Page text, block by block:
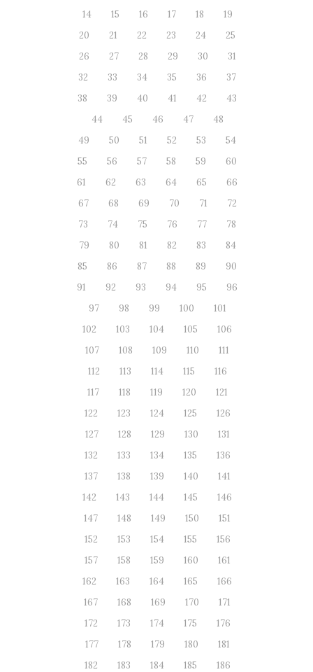
14
15 16 17 18
19
20
21 22 23 24
25
26
27 28 29 30
31
32
33 34 35 36
37
38
39 40 41 42
43
44
45 46 47
48
49
50 51 52 53
54
55
56 57 58 59
60
61
62 63 64 65
66
67
68 69 70 71
72
73
74 75 76 77
78
79
80 81 82 83
84
85
86 87 88 89
90
91
92 93 94 95
96
97
98 99 100
101
102
103 104 105
106
107
108 109 110
111
112
113 114 115
116
117
118 119 120
121
122
123 124 125
126
127
128 129 130
131
132
133 134 135
136
137
138 139 140
141
142
143 144 145
146
147
148 149 150
151
152
153 154 155
156
157
158 159 160
161
162
163 164 165
166
167
168 169 170
171
172
173 174 175
176
177
178 179 180
181
182
183 184 185
186